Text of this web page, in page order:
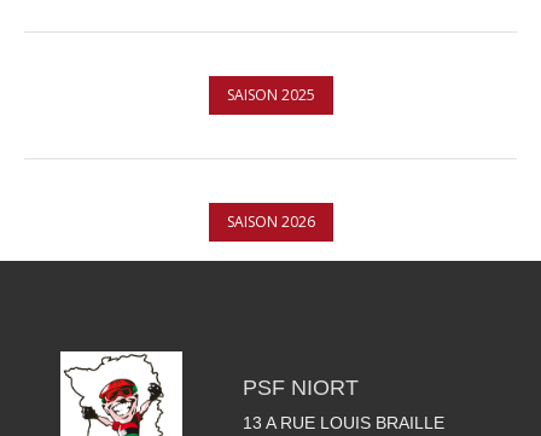
SAISON 2025
SAISON 2026
PSF NIORT
13 A RUE LOUIS BRAILLE